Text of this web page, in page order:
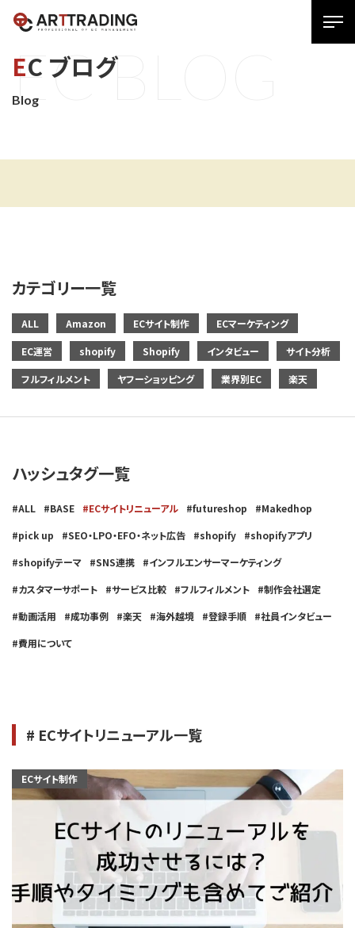
SPメ
ン
EC ブログ
Blog
ECB
カテゴリー一覧
ALL Amazon ECサイト制作 ECマーケティング
EC運営 shopify Shopify インタビュー サイト分析
フルフィルメント ヤフーショッピング 業界別EC 楽天
ハッシュタグ一覧
ALL BASE ECサイトリニューアル futureshop
Makedhop
pick up
SEO・LPO・EFO・ネット広告 shopify
shopifyアプリ
shopifyテーマ
SNS連携
インフルエンサーマーケティング
カスタマーサポート
サービス比較 フルフィルメント
制作会社選定
動画活用
成功事例 楽天 海外越境 登録手順
社員インタビュー
費用について
# ECサイトリニューアル一覧
ECサイト制作